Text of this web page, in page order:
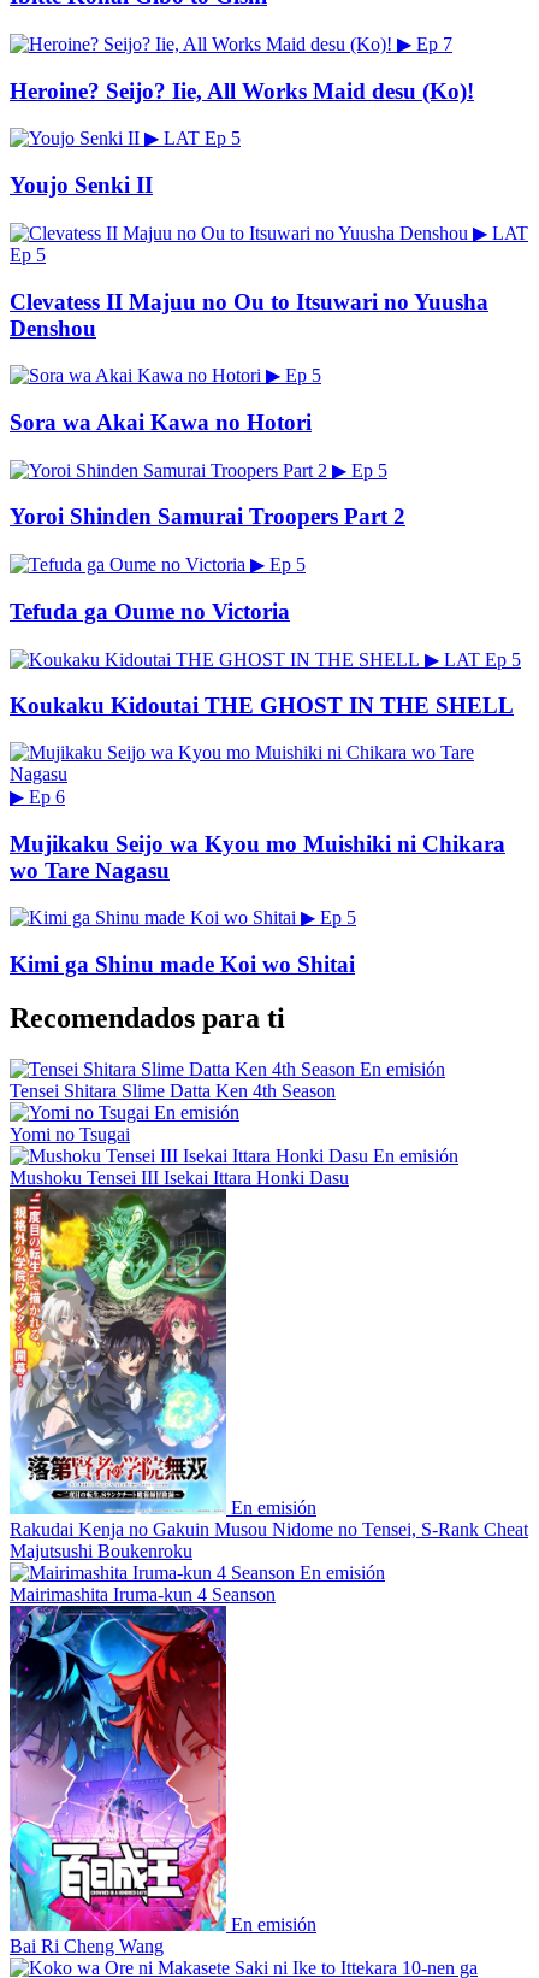
▶ Ep 7
Heroine? Seijo? Iie, All Works Maid desu (Ko)!
▶ LAT Ep 5
Youjo Senki II
▶ LAT
Ep 5
Clevatess II Majuu no Ou to Itsuwari no Yuusha
Denshou
▶ Ep 5
Sora wa Akai Kawa no Hotori
▶ Ep 5
Yoroi Shinden Samurai Troopers Part 2
▶ Ep 5
Tefuda ga Oume no Victoria
▶ LAT Ep 5
Koukaku Kidoutai THE GHOST IN THE SHELL
▶ Ep 6
Mujikaku Seijo wa Kyou mo Muishiki ni Chikara
wo Tare Nagasu
▶ Ep 5
Kimi ga Shinu made Koi wo Shitai
Recomendados para ti
En emisión
Tensei Shitara Slime Datta Ken 4th Season
En emisión
Yomi no Tsugai
En emisión
Mushoku Tensei III Isekai Ittara Honki Dasu
En emisión
Rakudai Kenja no Gakuin Musou Nidome no Tensei, S-Rank Cheat
Majutsushi Boukenroku
En emisión
Mairimashita Iruma-kun 4 Seanson
En emisión
Bai Ri Cheng Wang